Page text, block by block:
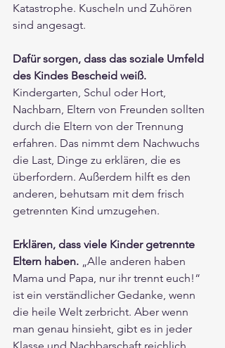
Katastrophe. Kuscheln und Zuhören
sind angesagt.
Dafür sorgen, dass das soziale Umfeld
des Kindes Bescheid weiß.
Kindergarten, Schul oder Hort,
Nachbarn, Eltern von Freunden sollten
durch die Eltern von der Trennung
erfahren. Das nimmt dem Nachwuchs
die Last, Dinge zu erklären, die es
überfordern. Außerdem hilft es den
anderen, behutsam mit dem frisch
getrennten Kind umzugehen.
Erklären, dass viele Kinder getrennte
Eltern haben. „Alle anderen haben
Mama und Papa, nur ihr trennt euch!“
ist ein verständlicher Gedanke, wenn
die heile Welt zerbricht. Aber wenn
man genau hinsieht, gibt es in jeder